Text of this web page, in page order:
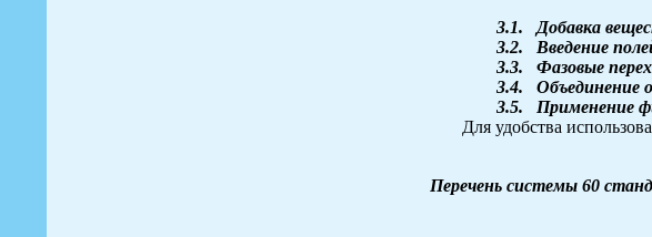
3.1.
Добавка
3.2.
Введение
3.3.
Фазовые
3.4.
Объединение
3.5.
Применение
Для удобства
Перечень системы 60